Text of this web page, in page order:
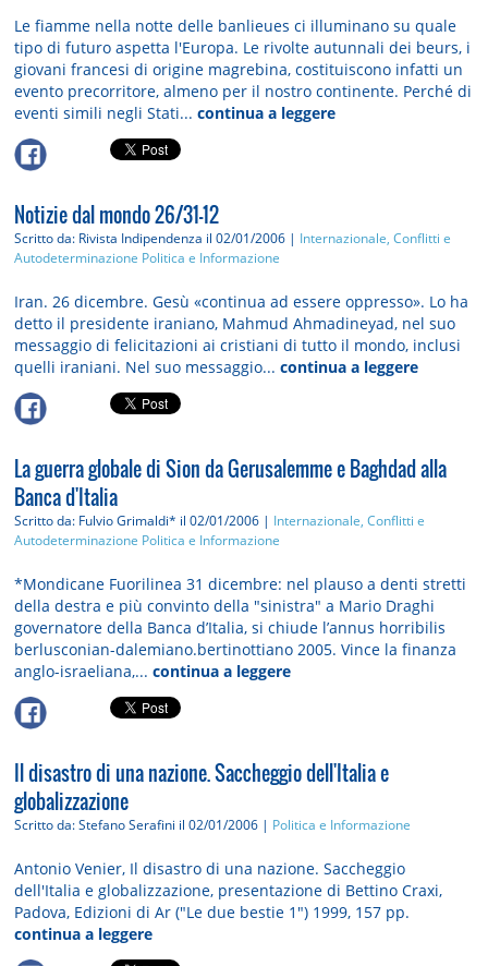
Le fiamme nella notte delle banlieues ci illuminano su quale
tipo di futuro aspetta l'Europa. Le rivolte autunnali dei beurs, i
giovani francesi di origine magrebina, costituiscono infatti un
evento precorritore, almeno per il nostro continente. Perché di
eventi simili negli Stati...continua a leggere
Notizie dal mondo 26/31-12
Scritto da: Rivista Indipendenza il 02/01/2006 | Internazionale, Conflitti e
Autodeterminazione Politica e Informazione
Iran. 26 dicembre. Gesù «continua ad essere oppresso». Lo ha
detto il presidente iraniano, Mahmud Ahmadineyad, nel suo
messaggio di felicitazioni ai cristiani di tutto il mondo, inclusi
quelli iraniani. Nel suo messaggio...continua a leggere
La guerra globale di Sion da Gerusalemme e Baghdad alla
Banca d'Italia
Scritto da: Fulvio Grimaldi* il 02/01/2006 | Internazionale, Conflitti e
Autodeterminazione Politica e Informazione
*Mondicane Fuorilinea 31 dicembre: nel plauso a denti stretti
della destra e più convinto della "sinistra" a Mario Draghi
governatore della Banca d’Italia, si chiude l’annus horribilis
berlusconian-dalemiano.bertinottiano 2005. Vince la finanza
anglo-israeliana,...continua a leggere
Il disastro di una nazione. Saccheggio dell'Italia e
globalizzazione
Scritto da: Stefano Serafini il 02/01/2006 | Politica e Informazione
Antonio Venier, Il disastro di una nazione. Saccheggio
dell'Italia e globalizzazione, presentazione di Bettino Craxi,
Padova, Edizioni di Ar ("Le due bestie 1") 1999, 157 pp.
continua a leggere